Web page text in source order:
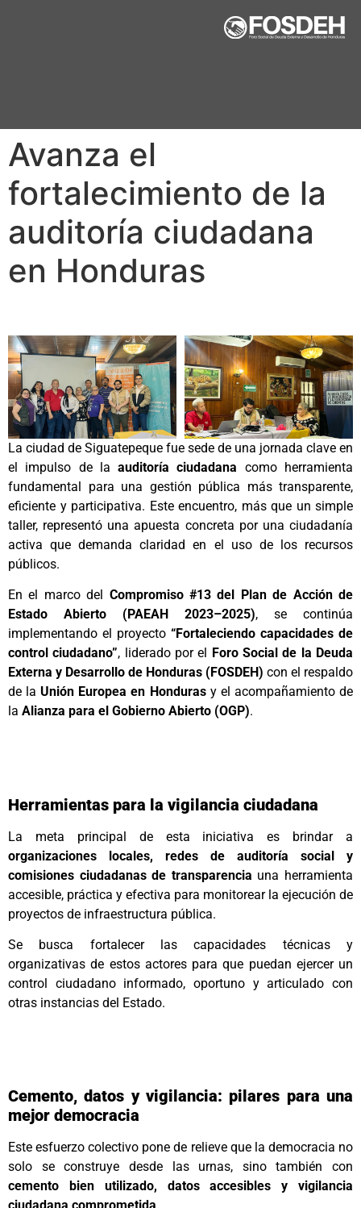
Avanza el
fortalecimiento de la
auditoría ciudadana
en Honduras
La ciudad de Siguatepeque fue sede de una jornada clave en
el impulso de laauditoría ciudadana como herramienta
fundamental para una gestión pública más transparente,
eficiente y participativa. Este encuentro, más que un simple
taller, representó una apuesta concreta por una ciudadanía
activa que demanda claridad en el uso de los recursos
públicos.
En el marco del Compromiso #13 del Plan de Acción de
Estado Abierto (PAEAH 2023–2025), se continúa
implementando el proyecto “Fortaleciendo capacidades de
control ciudadano”, liderado por el
Foro Social de la Deuda
Externa y Desarrollo de Honduras (FOSDEH) con el respaldo
de laUnión Europea en Hondurasy el acompañamiento de
la Alianza para el Gobierno Abierto (OGP).
Herramientas para la vigilancia ciudadana
La meta principal de esta iniciativa es brindar a
organizaciones locales, redes de auditoría social y
comisiones ciudadanas de transparencia una herramienta
accesible, práctica y efectiva para monitorear la ejecución de
proyectos de infraestructura pública.
Se busca fortalecer las capacidades técnicas y
organizativas de estos actores para que puedan ejercer un
control ciudadano informado, oportuno y articulado con
otras instancias del Estado.
Cemento, datos y vigilancia: pilares para una
mejor democracia
Este esfuerzo colectivo pone de relieve que la democracia no
solo se construye desde las urnas, sino también con
cemento bien utilizado, datos accesibles y vigilancia